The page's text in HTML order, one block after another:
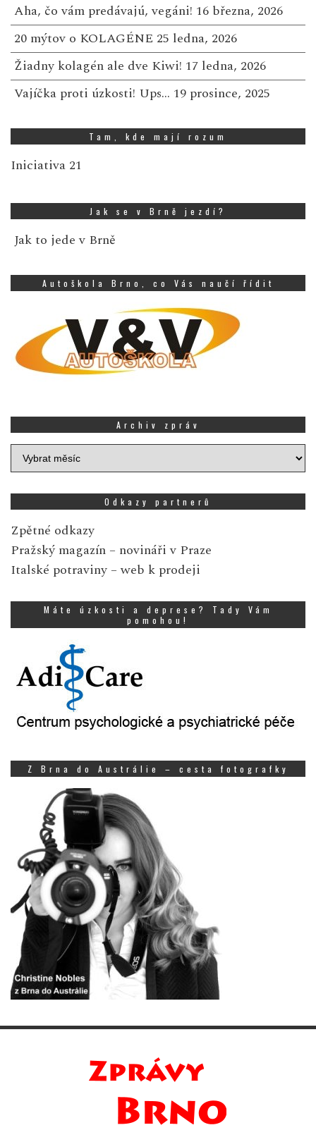
Aha, čo vám predávajú, vegáni! 16 března, 2026
20 mýtov o KOLAGÉNE 25 ledna, 2026
Žiadny kolagén ale dve Kiwi! 17 ledna, 2026
Vajíčka proti úzkosti! Ups… 19 prosince, 2025
Tam, kde mají rozum
Iniciativa 21
Jak se v Brně jezdí?
Jak to jede v Brně
Autoškola Brno, co Vás naučí řídit
Archiv zpráv
Archiv
zpráv
Odkazy partnerů
Zpětné odkazy
Pražský magazín – novináři v Praze
Italské potraviny – web k prodeji
Máte úzkosti a deprese? Tady Vám
pomohou!
Z Brna do Austrálie – cesta fotografky